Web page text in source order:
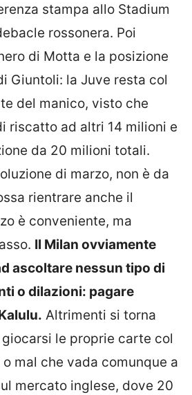
stampa allo Stadium
rossonera. Poi
di Motta e la posizione
Giuntoli: la Juve resta col
del manico, visto che
riscatto ad altri 14 milioni e
da 20 milioni totali.
di marzo, non è da
rientrare anche il
è conveniente, ma
Il Milan ovviamente
ascoltare nessun tipo di
o dilazioni: pagare
Altrimenti si torna
le proprie carte col
mal che vada comunque a
mercato inglese, dove 20